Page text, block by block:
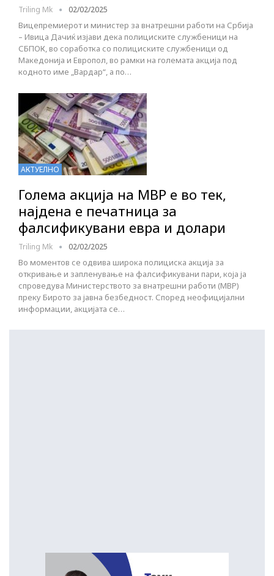
Triling Mk 02/02/2025
Вицепремиерот и министер за внатрешни работи на Србија
– Ивица Дачиќ изјави дека полициските службеници на
СБПОК, во соработка со полициските службеници од
Македонија и Европол, во рамки на големата акција под
кодното име „Вардар“, а по…
АКТУЕЛНО
Голема акција на МВР е во тек,
најдена е печатница за
фалсификувани евра и долари
Triling Mk 02/02/2025
Во моментов се одвива широка полициска акција за
откривање и запленување на фалсификувани пари, која ја
спроведува Министерството за внатрешни работи (МВР)
преку Бирото за јавна безбедност. Според неофицијални
информации, акцијата се…